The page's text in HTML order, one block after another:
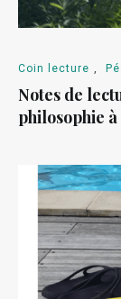
Coin lecture ,
Notes de
philosophie